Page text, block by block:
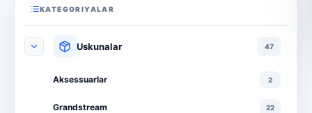
KATEGORIYALAR
Uskunalar 47
Aksessuarlar 2
Grandstream 22